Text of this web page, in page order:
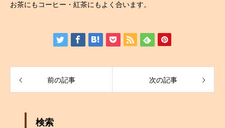
お茶にもコーヒー・紅茶にもよく合います。
前の記事 次の記事
検索